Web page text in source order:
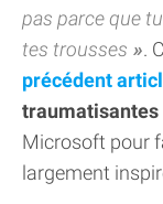
pas parce que
tes trousses
.
précédent
traumatisantes
Microsoft pour
largement